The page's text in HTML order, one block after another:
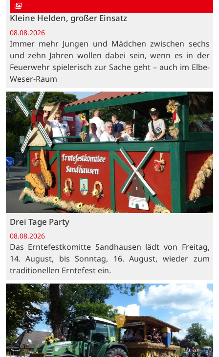
Kleine Helden, großer Einsatz
08.08.2026
Immer mehr Jungen und Mädchen zwischen sechs
und zehn Jahren wollen dabei sein, wenn es in der
Feuerwehr spielerisch zur Sache geht – auch im Elbe-
Weser-Raum
Drei Tage Party
08.08.2026
Das Erntefestkomitte Sandhausen lädt von Freitag,
14. August, bis Sonntag, 16. August, wieder zum
traditionellen Erntefest ein.